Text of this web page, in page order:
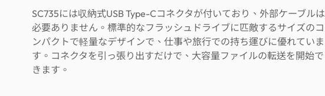
SC735には収納式USB Type-Cコネクタが付いており、外部ケーブルは
必要ありません。標準的なフラッシュドライブに匹敵するサイズのコ
ンパクトで軽量なデザインで、仕事や旅行での持ち運びに優れていま
す。コネクタを引っ張り出すだけで、大容量ファイルの転送を開始で
きます。